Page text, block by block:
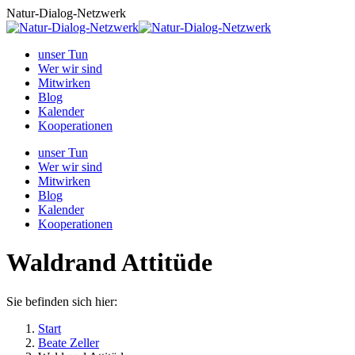
Zum
Inhalt
Natur-Dialog-Netzwerk
unser Tun
Wer wir sind
Mitwirken
Blog
Kalender
Kooperationen
unser Tun
Wer wir sind
Mitwirken
Blog
Kalender
Kooperationen
Waldrand Attitüde
Sie befinden sich hier:
Start
Beate Zeller